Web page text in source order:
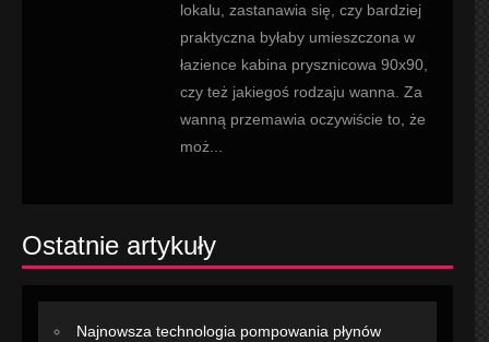
lokalu, zastanawia się, czy bardziej
praktyczna byłaby umieszczona w
łazience kabina prysznicowa 90x90,
czy też jakiegoś rodzaju wanna. Za
wanną przemawia oczywiście to, że
moż...
Ostatnie artykuły
Najnowsza technologia pompowania płynów